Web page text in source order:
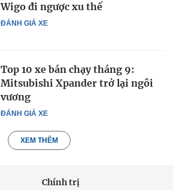
ĐÁNH GIÁ XE
Wigo đi ngược xu thế
ĐÁNH GIÁ XE
Top 10 xe bán chạy tháng 9:
Mitsubishi Xpander trở lại ngôi
vương
XEM THÊM
Chính trị